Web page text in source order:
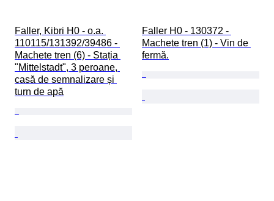
Faller, Kibri H0 - o.a.
110115/131392/39486 -
Machete tren (6) - Stația
"Mittelstadt", 3 peroane,
casă de semnalizare și
turn de apă
Faller H0 - 130372 -
Machete tren (1) - Vin de
fermă.